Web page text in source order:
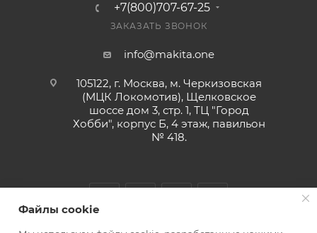
+7(800)707-67-25
ЗАКАЗАТЬ ЗВОНОК
info@makita.one
105122, г. Москва, м. Черкизовская
(МЦК Локомотив), Щелковское
шоссе дом 3, стр. 1, ТЦ "Город
Хобби", корпус Б, 4 этаж, павильон
№ 418.
Файлы cookie